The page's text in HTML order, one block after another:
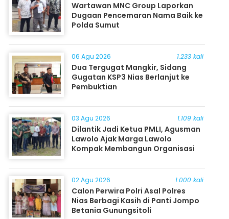
Wartawan MNC Group Laporkan
Dugaan Pencemaran Nama Baik ke
Polda Sumut
06 Agu 2026 1.233 kali
Dua Tergugat Mangkir, Sidang
Gugatan KSP3 Nias Berlanjut ke
Pembuktian
03 Agu 2026 1.109 kali
Dilantik Jadi Ketua PMLI, Agusman
Lawolo Ajak Marga Lawolo
Kompak Membangun Organisasi
02 Agu 2026 1.000 kali
Calon Perwira Polri Asal Polres
Nias Berbagi Kasih di Panti Jompo
Betania Gunungsitoli